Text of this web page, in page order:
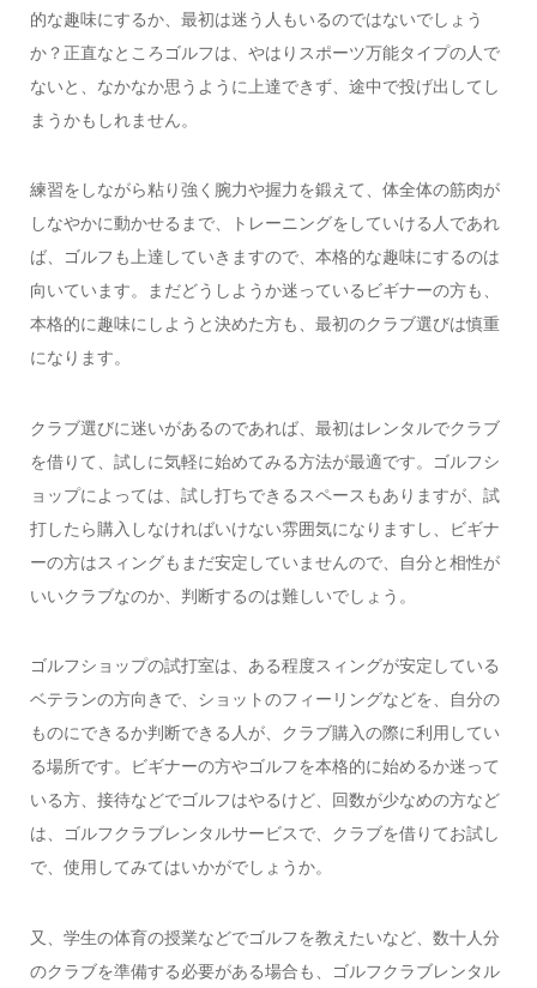
的な趣味にするか、最初は迷う人もいるのではないでしょう
か？正直なところゴルフは、やはりスポーツ万能タイプの人で
ないと、なかなか思うように上達できず、途中で投げ出してし
まうかもしれません。
練習をしながら粘り強く腕力や握力を鍛えて、体全体の筋肉が
しなやかに動かせるまで、トレーニングをしていける人であれ
ば、ゴルフも上達していきますので、本格的な趣味にするのは
向いています。まだどうしようか迷っているビギナーの方も、
本格的に趣味にしようと決めた方も、最初のクラブ選びは慎重
になります。
クラブ選びに迷いがあるのであれば、最初はレンタルでクラブ
を借りて、試しに気軽に始めてみる方法が最適です。ゴルフシ
ョップによっては、試し打ちできるスペースもありますが、試
打したら購入しなければいけない雰囲気になりますし、ビギナ
ーの方はスィングもまだ安定していませんので、自分と相性が
いいクラブなのか、判断するのは難しいでしょう。
ゴルフショップの試打室は、ある程度スィングが安定している
ベテランの方向きで、ショットのフィーリングなどを、自分の
ものにできるか判断できる人が、クラブ購入の際に利用してい
る場所です。ビギナーの方やゴルフを本格的に始めるか迷って
いる方、接待などでゴルフはやるけど、回数が少なめの方など
は、ゴルフクラブレンタルサービスで、クラブを借りてお試し
で、使用してみてはいかがでしょうか。
又、学生の体育の授業などでゴルフを教えたいなど、数十人分
のクラブを準備する必要がある場合も、ゴルフクラブレンタル